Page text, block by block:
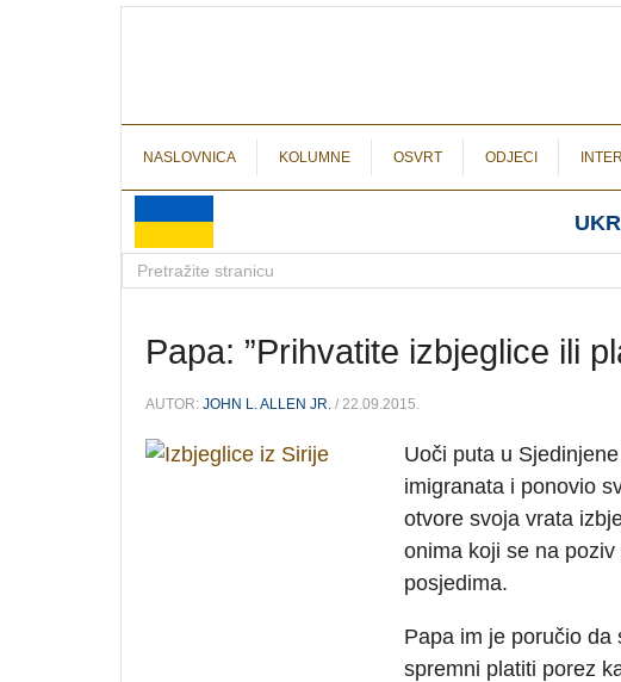
NASLOVNICA KOLUMNE OSVRT ODJECI
Papa: ”Prihvatite izbjeglice ili
AUTOR: JOHN L. ALLEN JR. / 22.09.2015.
Uoči puta u
imigranata i ponovio
otvore svoja vrata
onima koji se na
posjedima.
Papa im je poručio da
spremni platiti porez